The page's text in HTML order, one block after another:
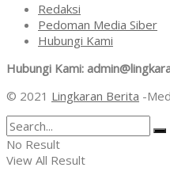
Redaksi
Pedoman Media Siber
Hubungi Kami
Hubungi Kami:
© 2021 Lingkaran Berita -
No Result
View All Result